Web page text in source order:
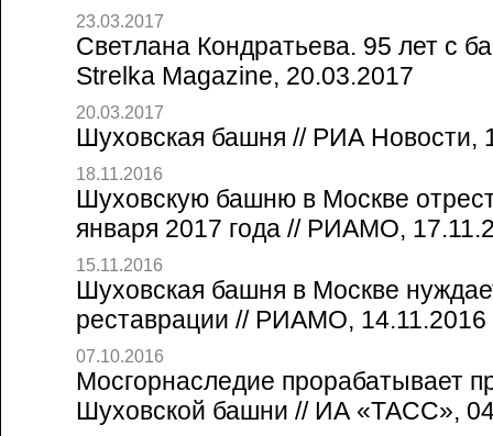
23.03.2017
Светлана Кондратьева. 95 лет с
Strelka Magazine, 20.03.2017
20.03.2017
Шуховская башня // РИА Новости,
18.11.2016
Шуховскую башню в Москве
января 2017 года // РИАМО,
15.11.2016
Шуховская башня в Москве
реставрации // РИАМО, 14.11.2016
07.10.2016
Мосгорнаследие прорабатывает
Шуховской башни // ИА «ТАСС»,